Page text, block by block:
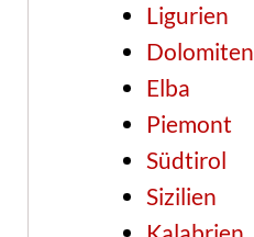
Ligurien
Dolomiten
Elba
Piemont
Südtirol
Sizilien